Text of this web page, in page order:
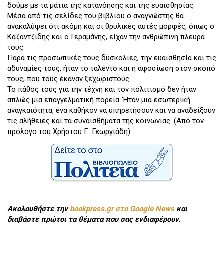
δούμε με τα μάτια της κατανόησης και της ευαισθησίας.
Μέσα από τις σελίδες του βιβλίου ο αναγνώστης θα
ανακαλύψει ότι ακόμη και οι θρυλικές αυτές μορφές, όπως ο
Καζαντζίδης και ο Γεραμάνης, είχαν την ανθρώπινη πλευρά
τους.
Παρά τις προσωπικές τους δυσκολίες, την ευαισθησία και τις
αδυναμίες τους, ήταν το ταλέντο και η αφοσίωση στον σκοπό
τους, που τους έκαναν ξεχωριστούς.
Το πάθος τους για την τέχνη και τον πολιτισμό δεν ήταν
απλώς μια επαγγελματική πορεία. Ήταν μια εσωτερική
αναγκαιότητα, ένα καθήκον να υπηρετήσουν και να αναδείξουν
τις αλήθειες και τα συναισθήματα της κοινωνίας. (Από τον
πρόλογο του Χρήστου Γ. Γεωργιάδη)
Ακολουθήστε τηνbookpress.gr στο Google Newsκαι
διαβάστε πρώτοι τα θέματα που σας ενδιαφέρουν.